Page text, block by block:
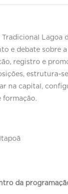
Lagoa
e debate sobre
registro e
estrutura-
na capital,
formação.
da